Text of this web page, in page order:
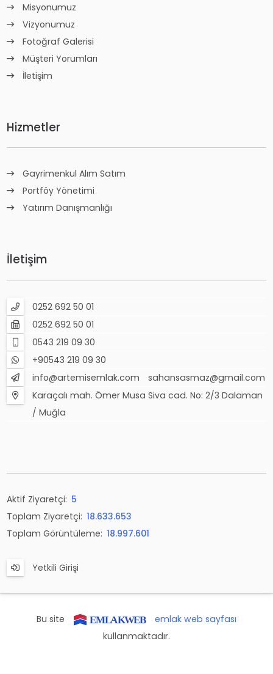
Misyonumuz
Vizyonumuz
Fotoğraf Galerisi
Müşteri Yorumları
İletişim
Hizmetler
Gayrimenkul Alım Satım
Portföy Yönetimi
Yatırım Danışmanlığı
İletişim
0252 692 50 01
0252 692 50 01
0543 219 09 30
+90543 219 09 30
info@artemisemlak.com
sahansasmaz@gmail.com
Karaçalı mah. Ömer Musa Siva cad. No: 2/3 Dalaman
/ Muğla
Aktif Ziyaretçi: 5
Toplam Ziyaretçi: 18.633.653
Toplam Görüntüleme: 18.997.601
Yetkili Girişi
Bu site
emlak web sayfası
kullanmaktadır.